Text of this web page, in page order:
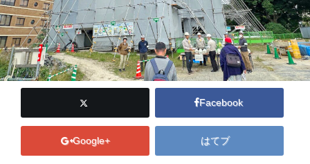
Facebook
Google+ はてブ